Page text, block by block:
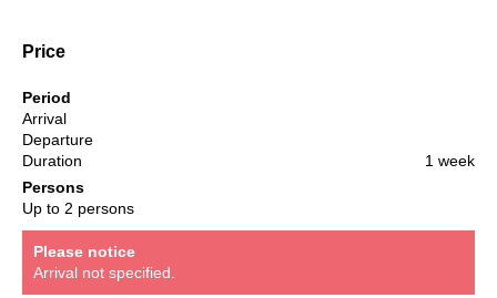
Price
Period
Arrival
Departure
Duration
1 week
Persons
Up to 2 persons
Please notice
Arrival not specified.